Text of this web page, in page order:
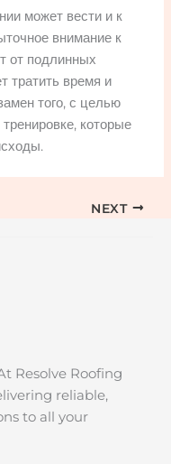
может вести и к
внимание к
от подлинных
тратить время и
того, с целью
которые
NEXT
Resolve Roofing
reliable,
to all your